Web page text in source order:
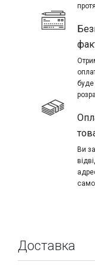
буде
Ви
Доставка